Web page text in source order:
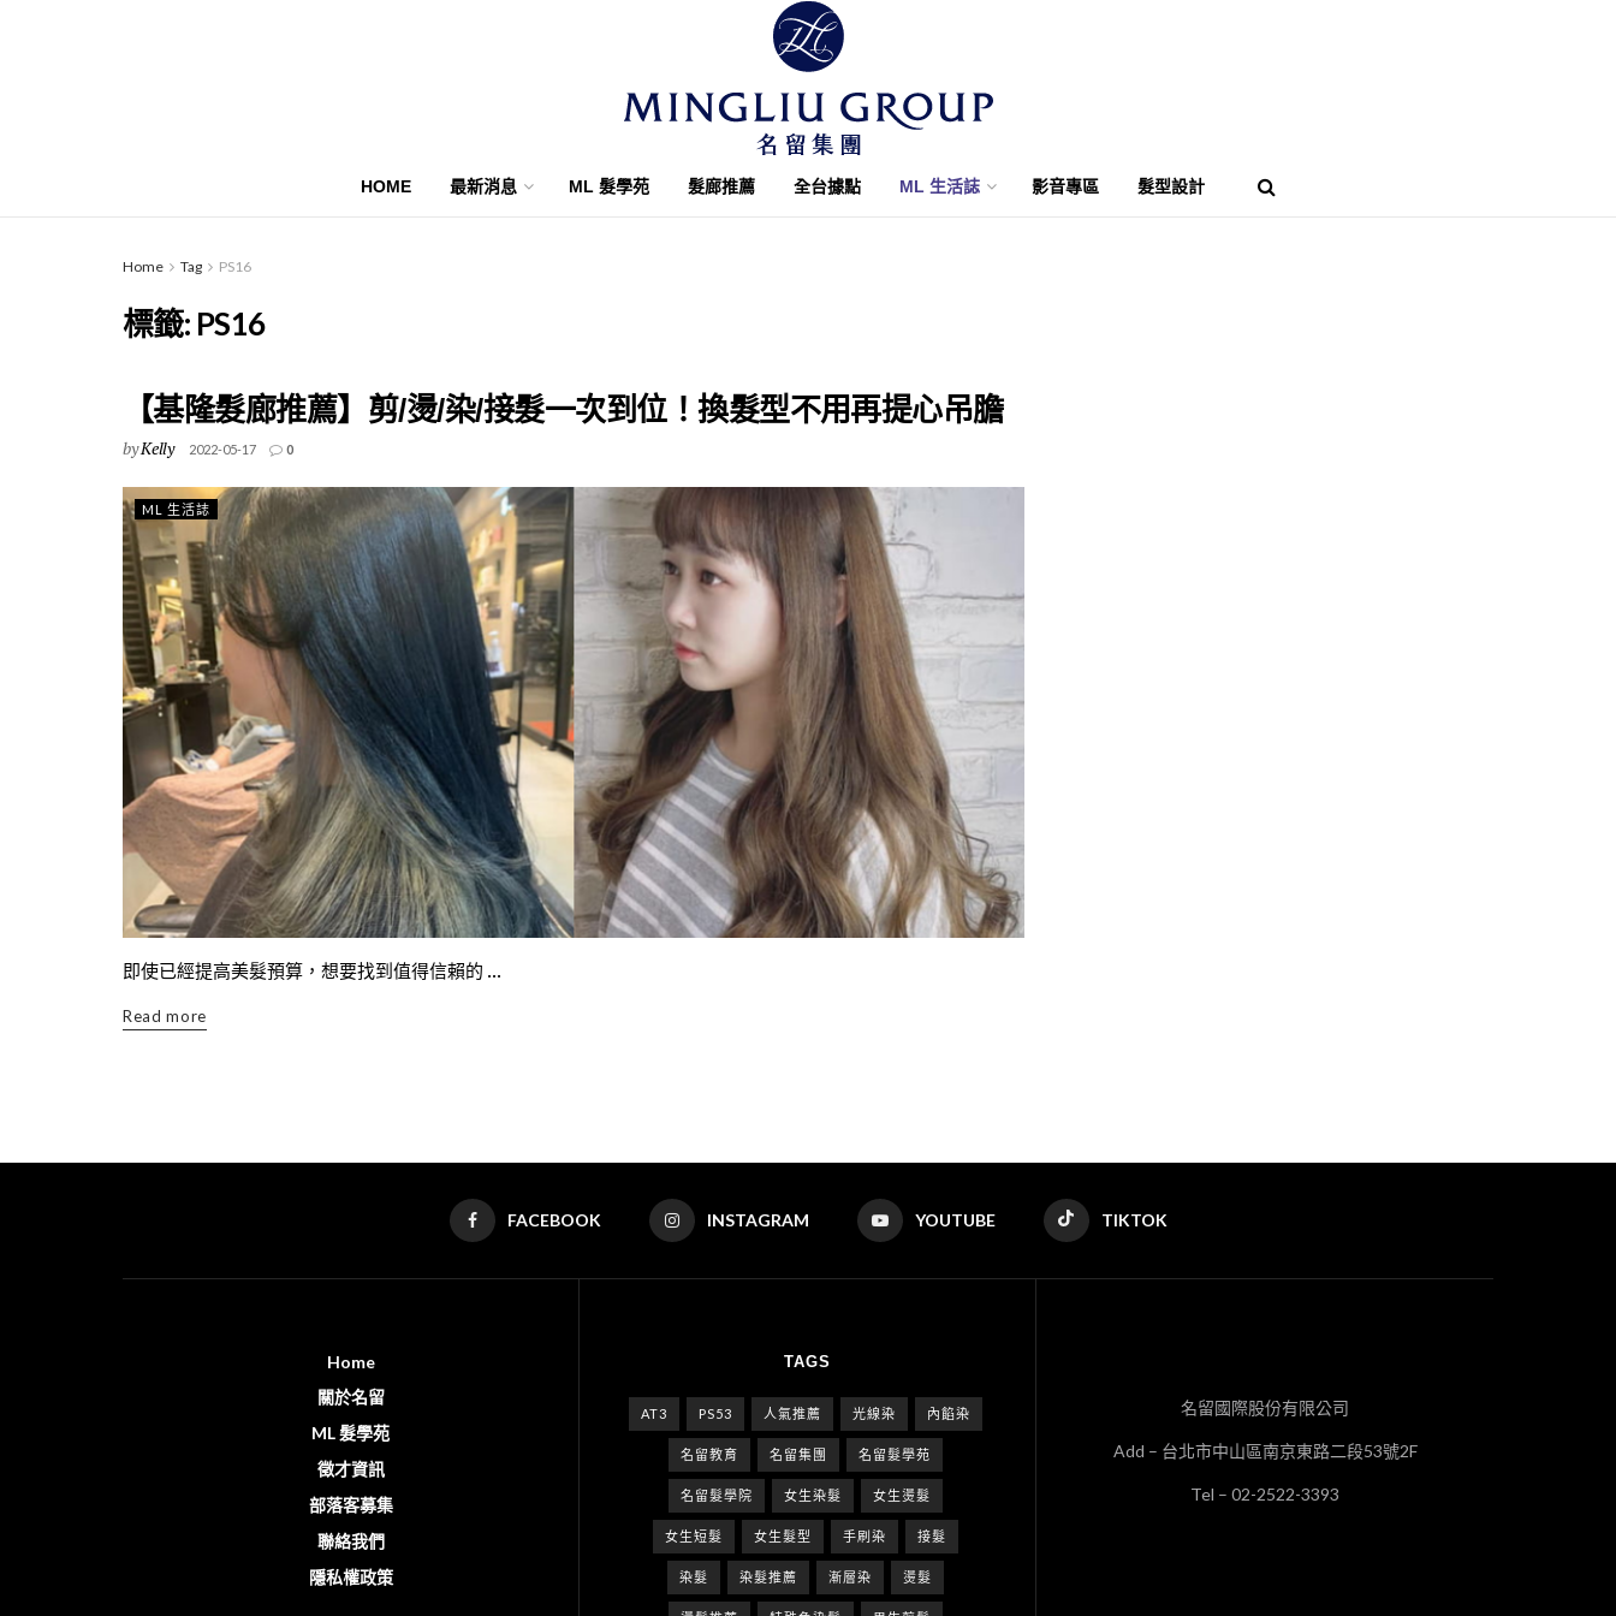
HOME 最新消息 ML 髮學苑 髮廊推薦 全台據點 ML 生活誌 影音專區 髮型設計
Home Tag PS16
標籤: PS16
【基隆髮廊推薦】剪/燙/染/接髮一次到位！換髮型不用再提心吊膽
byKelly 2022-05-17 0
ML 生活誌
即使已經提高美髮預算，想要找到值得信賴的 ...
Read more
FACEBOOK INSTAGRAM YOUTUBE TIKTOK
Home
關於名留
ML 髮學苑
徵才資訊
部落客募集
聯絡我們
隱私權政策
TAGS
AT3 PS53 人氣推薦 光線染 內餡染
名留教育 名留集團 名留髮學苑
名留髮學院 女生染髮 女生燙髮
女生短髮 女生髮型 手刷染 接髮
染髮 染髮推薦 漸層染 燙髮
名留國際股份有限公司
Add – 台北市中山區南京東路二段53號2F
Tel – 02-2522-3393